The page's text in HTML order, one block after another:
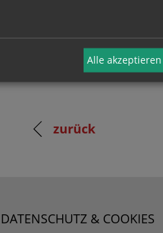
zurück
DATENSCHUTZ & COOKIES
Alle akzeptieren